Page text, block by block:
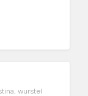
wurstel